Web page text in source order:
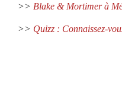
>> Blake & Mortimer à
>> Quizz : Connaissez-